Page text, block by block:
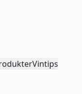
Vintips